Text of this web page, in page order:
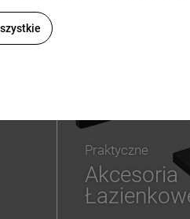
Praktyczne
Akcesoria